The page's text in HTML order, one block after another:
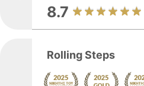
8.7
Rolling Steps